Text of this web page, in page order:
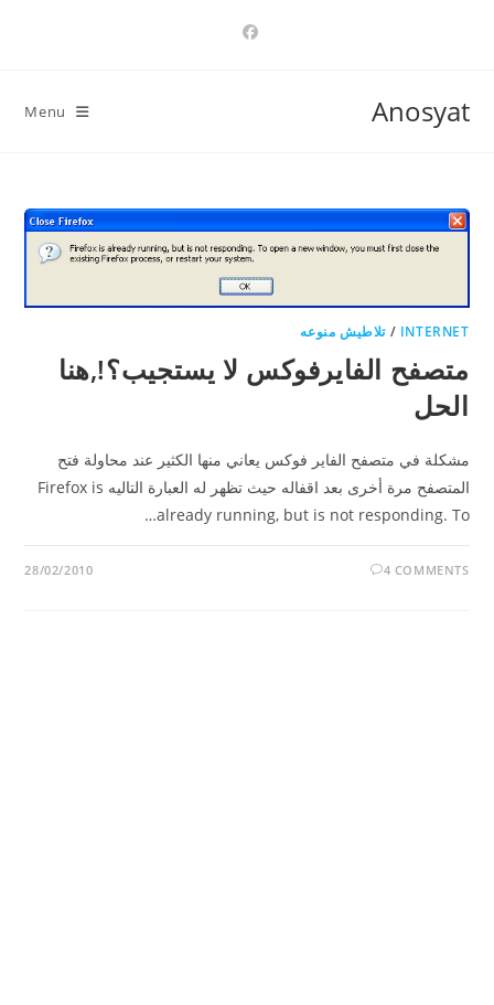
Anosyat
Menu
INTERNET
/تلاطيش منوعه
متصفح الفايرفوكس لا يستجيب؟!,هنا
الحل
مشكلة في متصفح الفاير فوكس يعاني منها الكثير عند محاولة فتح
المتصفح مرة أخرى بعد اقفاله حيث تظهر له العبارة التاليه Firefox is
already running, but is not responding. To…
4 COMMENTS
28/02/2010